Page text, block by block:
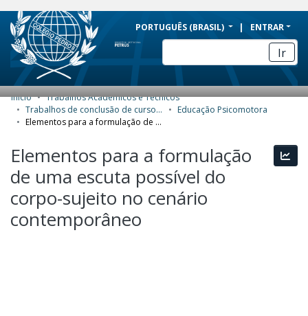
BRAZIL
Simplifique!
Comunica BR
Participe
Acesso à informação
Canais
PORTUGUÊS (BRASIL) ENTRAR
Ir
COMUNIDADES E COLEÇÕES
ESTATÍSTICAS
SOBRE
Início
Trabalhos Acadêmicos e Técnicos
Trabalhos de conclusão de curso de Especialização
Educação Psicomotora
Elementos para a formulação de uma escuta possível do corpo-sujeito no cenário contemporâneo
Elementos para a formulação
de uma escuta possível do
corpo-sujeito no cenário
contemporâneo